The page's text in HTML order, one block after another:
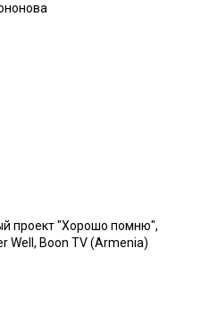
проект "Хорошо помню",
Well, Boon TV (Armenia)